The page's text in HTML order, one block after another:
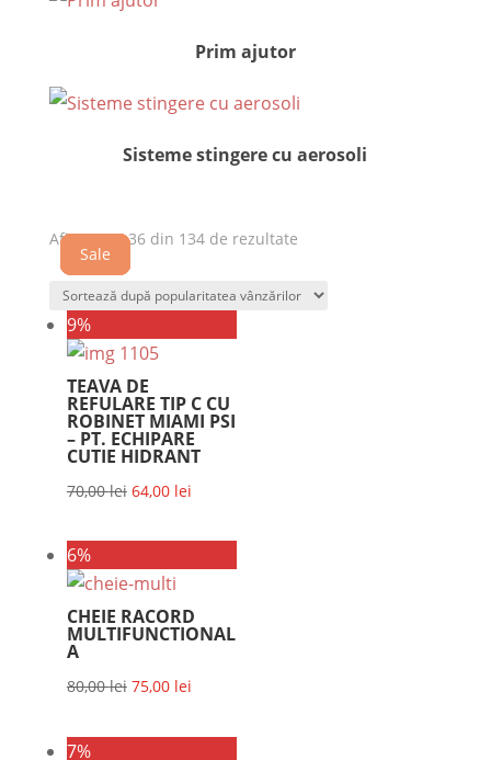
Prim ajutor
Sisteme stingere cu aerosoli
Afișez 25 - 36 din 134 de rezultate
9%
Sale
TEAVA DE
REFULARE TIP C CU
ROBINET MIAMI PSI
– PT. ECHIPARE
CUTIE HIDRANT
70,00lei Prețul
a
fost:
64,00 leiPrețul
este:
64,00 lei.
6%
Sale
CHEIE RACORD
MULTIFUNCTIONAL
A
80,00lei Prețul
a
75,00 leiPrețul
este:
7%
Sale
Sale
Sale
Sale
Sale
Sale
Sale
Sale
Sale